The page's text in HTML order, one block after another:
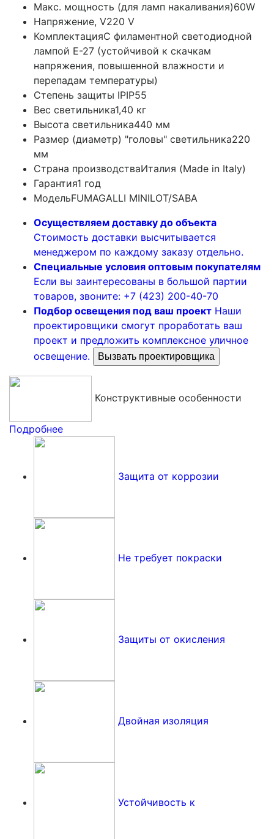
Макс. мощность (для ламп накаливания)60W
Напряжение, V220 V
КомплектацияС филаментной светодиодной
лампой E-27 (устойчивой к скачкам
напряжения, повышенной влажности и
перепадам температуры)
Степень защиты IPIP55
Вес светильника1,40 кг
Высота светильника440 мм
Размер (диаметр) "головы" светильника220
мм
Страна производстваИталия (Made in Italy)
Гарантия1 год
МодельFUMAGALLI MINILOT/SABA
Осуществляем доставку до объекта
Стоимость доставки высчитывается
менеджером по каждому заказу отдельно.
Специальные условия оптовым покупателям
Если вы заинтересованы в большой партии
товаров, звоните: +7 (423) 200-40-70
Подбор освещения под ваш проект Наши
проектировщики смогут проработать ваш
проект и предложить комплексное уличное
освещение.
Вызвать проектировщика
Конструктивные особенности
Подробнее
Защита от коррозии
Не требует покраски
Защиты от окисления
Двойная изоляция
Устойчивость к